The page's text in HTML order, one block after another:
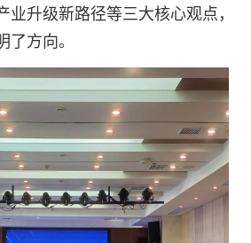
升级新路径等三大核心观点，
方向。